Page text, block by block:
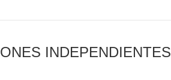
INDEPENDIENTES